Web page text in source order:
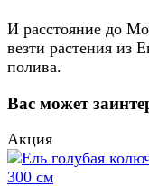
И расстояние до
везти растения из
полива.
Вас может
Акция